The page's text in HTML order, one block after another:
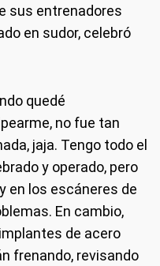
sus entrenadores
en sudor, celebró
quedé
no fue tan
jaja. Tengo todo el
y operado, pero
en los escáneres de
En cambio,
de acero
frenando, revisando